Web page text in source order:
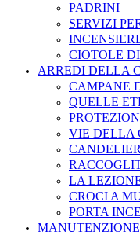
PADRINI
SERVIZI
CIOTOLE
ARREDI DELLA
CAMPANE
QUELLE
VIE DELLA
LA
CROCI A
PORTA
MANUTENZIONE